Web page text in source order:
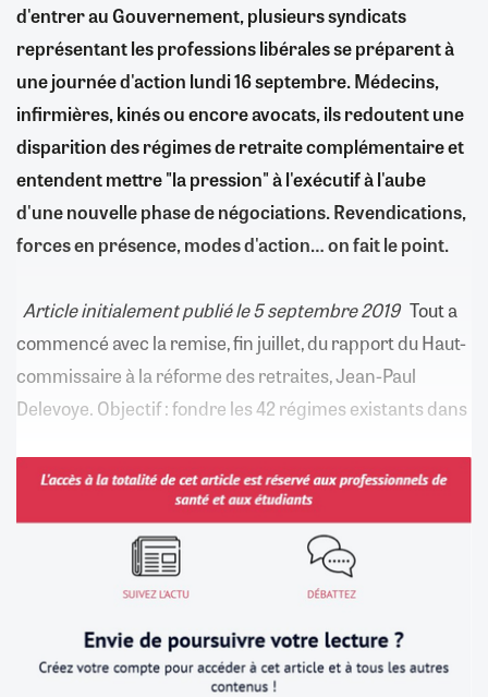
d'entrer au Gouvernement, plusieurs syndicats
représentant les professions libérales se préparent à
une journée d'action lundi 16 septembre. Médecins,
infirmières, kinés ou encore avocats, ils redoutent une
disparition des régimes de retraite complémentaire et
entendent mettre "la pression" à l'exécutif à l'aube
d'une nouvelle phase de négociations. Revendications,
forces en présence, modes d'action… on fait le point.
Article initialement publié le 5 septembre 2019Tout a
commencé avec la remise, fin juillet, du rapport du Haut-
commissaire à la réforme des retraites, Jean-Paul
Delevoye. Objectif : fondre les 42 régimes existants dans